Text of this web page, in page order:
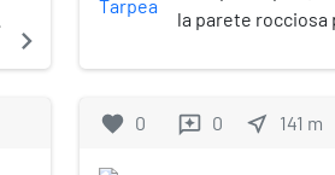
navigate_next
la parete rocciosa
condannati a
tufo che ospita
favorite 0 reviews 0 near_me 141 m